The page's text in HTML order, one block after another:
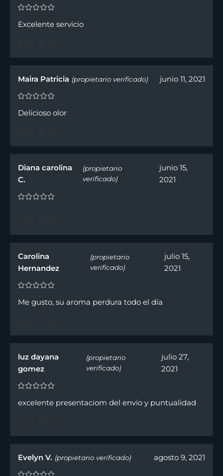
Excelente servicio
Maira Patricia (propietario verificado) junio 11, 2021
Delicioso olor
Diana carolina
C.
(propietario
verificado)
junio 15,
2021
Carolina
Hernandez
(propietario
verificado)
julio 15,
2021
Me gusto, su aroma perdura todo el día
luz dayana
gomez
(propietario
verificado)
julio 27,
2021
excelente presentaciom del envio y puntualidad
Evelyn V. (propietario verificado) agosto 9, 2021